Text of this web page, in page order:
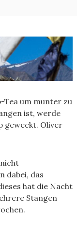
Tea um munter zu
ist, werde
geweckt. Oliver
dabei, das
hat die Nacht
Stangen